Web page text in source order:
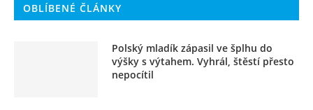
OBLÍBENÉ ČLÁNKY
Polský mladík zápasil ve šplhu do
výšky s výtahem. Vyhrál, štěstí přesto
nepocítil